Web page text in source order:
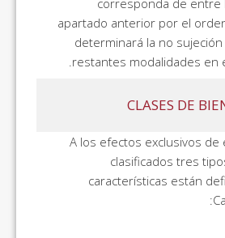
corresponda de entre
apartado anterior por el
determinará la no
restantes modalidades en
CLASES DE
A los efectos exclusivos
clasificados tres
características están